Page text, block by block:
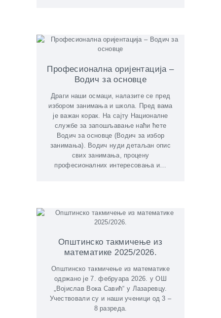
Професионална оријентација –
Водич за основце
Драги наши осмаци, налазите се пред
избором занимања и школа. Пред вама
је важан корак. На сајту Националне
службе за запошљавање наћи ћете
Водич за основце (Водич за избор
занимања). Водич нуди детаљан опис
свих занимањa, процену
професионалних интересовања и…
Општинско такмичење из
математике 2025/2026.
Општинско такмичење из математике
одржано је 7. фебруара 2026. у ОШ
„Војислав Вока Савић“ у Лазаревцу.
Учествовали су и наши ученици од 3 –
8 разреда.